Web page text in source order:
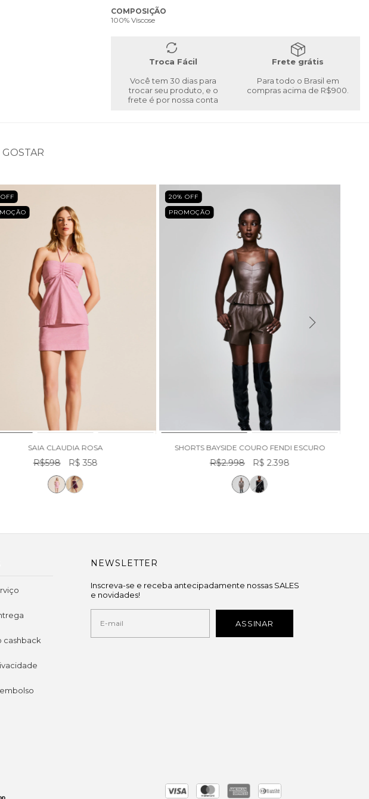
COMPOSIÇÃO
100% Viscose
Troca Fácil
Você tem 30 dias para
trocar seu produto, e o
frete é por nossa conta
Frete grátis
Para todo o Brasil em
compras acima de R$900.
SAIA CLAUDIA ROSA
R$598 R$ 358
20% OFF
PROMOÇÃO
SHORTS BAYSIDE COURO FENDI ESCURO
R$2.998 R$ 2.398
cashback
NEWSLETTER
Inscreva-se e receba antecipadamente nossas SALES
e novidades!